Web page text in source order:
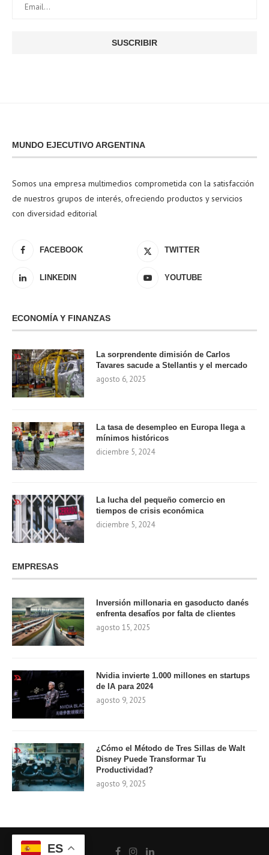
MUNDO EJECUTIVO ARGENTINA
Somos una empresa multimedios comprometida con la satisfacción
de nuestros grupos de interés, ofreciendo productos y servicios
con diversidad editorial
FACEBOOK TWITTER
LINKEDIN YOUTUBE
ECONOMÍA Y FINANZAS
La sorprendente dimisión de Carlos
Tavares sacude a Stellantis y el mercado
agosto 6, 2025
La tasa de desempleo en Europa llega a
mínimos históricos
diciembre 5, 2024
La lucha del pequeño comercio en
tiempos de crisis económica
diciembre 5, 2024
EMPRESAS
Inversión millonaria en gasoducto danés
enfrenta desafíos por falta de clientes
agosto 15, 2025
Nvidia invierte 1.000 millones en startups
de IA para 2024
agosto 9, 2025
¿Cómo el Método de Tres Sillas de Walt
Disney Puede Transformar Tu
Productividad?
agosto 9, 2025
ES